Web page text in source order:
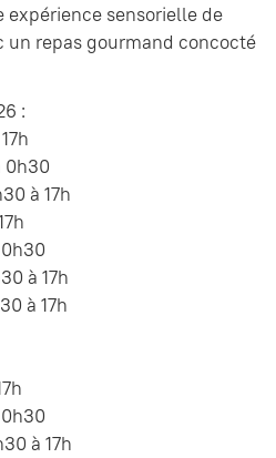
sensorielle de
un repas gourmand concocté
:
0h30
à 17h
à 17h
à 17h
à 17h